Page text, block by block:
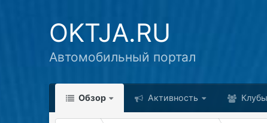
OKTJA.RU
Автомобильный портал
Обзор Активность Клубы